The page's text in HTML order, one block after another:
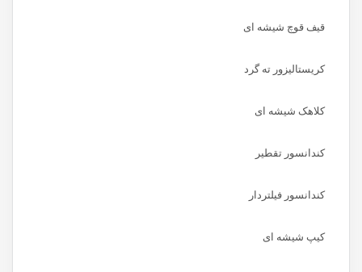
قیف قوچ شیشه ای
کریستالیزور ته گرد
کلاهک شیشه ای
کندانسور تقطیر
کندانسور فیلتردار
کیپ شیشه ای